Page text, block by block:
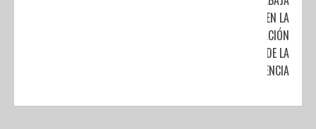
EN LA
ERRADICACIÓN
DE LA
VIOLENCIA